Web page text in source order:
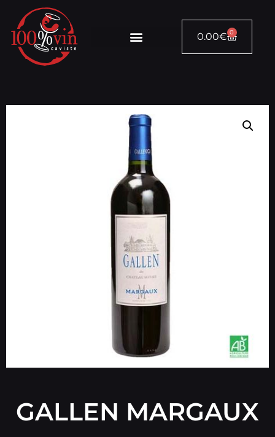
0.00€ 0
GALLEN MARGAUX